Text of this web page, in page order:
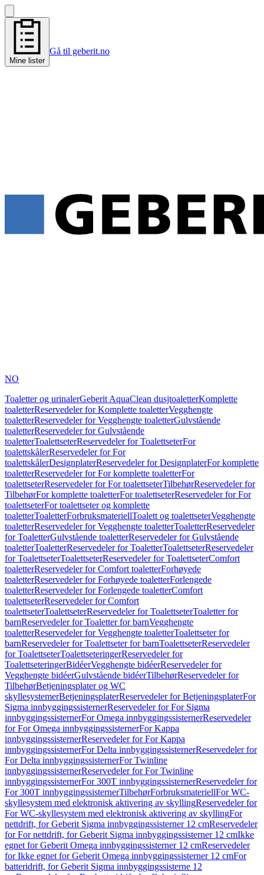
Mine lister
Gå til geberit.no
NO
Toaletter og urinalerGeberit AquaClean dusjtoaletterKomplette
toaletterReservedeler for Komplette toaletterVegghengte
toaletterReservedeler for Vegghengte toaletterGulvstående
toaletterReservedeler for Gulvstående
toaletterToalettseterReservedeler for ToalettseterFor
toalettskålerReservedeler for For
toalettskålerDesignplaterReservedeler for DesignplaterFor komplette
toaletterReservedeler for For komplette toaletterFor
toalettseterReservedeler for For toalettseterTilbehørReservedeler for
TilbehørFor komplette toaletterFor toalettseterReservedeler for For
toalettseterFor toalettseter og komplette
toaletterToaletterForbruksmateriellToalett og toalettseterVegghengte
toaletterReservedeler for Vegghengte toaletterToaletterReservedeler
for ToaletterGulvstående toaletterReservedeler for Gulvstående
toaletterToaletterReservedeler for ToaletterToalettseterReservedeler
for ToalettseterToalettseterReservedeler for ToalettseterComfort
toaletterReservedeler for Comfort toaletterForhøyede
toaletterReservedeler for Forhøyede toaletterForlengede
toaletterReservedeler for Forlengede toaletterComfort
toalettseterReservedeler for Comfort
toalettseterToalettseterReservedeler for ToalettseterToaletter for
barnReservedeler for Toaletter for barnVegghengte
toaletterReservedeler for Vegghengte toaletterToalettseter for
barnReservedeler for Toalettseter for barnToalettseterReservedeler
for ToalettseterToalettseteringerReservedeler for
ToalettseteringerBidéerVegghengte bidéerReservedeler for
Vegghengte bidéerGulvstående bidéerTilbehørReservedeler for
TilbehørBetjeningsplater og WC
skyllesystemerBetjeningsplaterReservedeler for BetjeningsplaterFor
Sigma innbyggingssisternerReservedeler for For Sigma
innbyggingssisternerFor Omega innbyggingssisternerReservedeler
for For Omega innbyggingssisternerFor Kappa
innbyggingssisternerReservedeler for For Kappa
innbyggingssisternerFor Delta innbyggingssisternerReservedeler for
For Delta innbyggingssisternerFor Twinline
innbyggingssisternerReservedeler for For Twinline
innbyggingssisternerFor 300T innbyggingssisternerReservedeler for
For 300T innbyggingssisternerTilbehørForbruksmateriellFor WC-
skyllesystem med elektronisk aktivering av skyllingReservedeler for
For WC-skyllesystem med elektronisk aktivering av skyllingFor
nettdrift, for Geberit Sigma innbyggingssisterner 12 cmReservedeler
for For nettdrift, for Geberit Sigma innbyggingssisterner 12 cmIkke
egnet for Geberit Omega innbyggingssisterner 12 cmReservedeler
for Ikke egnet for Geberit Omega innbyggingssisterner 12 cmFor
batteridrift, for Geberit Sigma innbyggingssisterne 12